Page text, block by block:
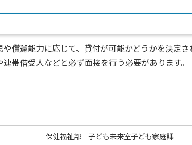
償還能力に応じて、貸付が可能かどうかを決定さ
帯借受人などと必ず面接を行う必要があります。
保健福祉部 子ども未来室子ども家庭課